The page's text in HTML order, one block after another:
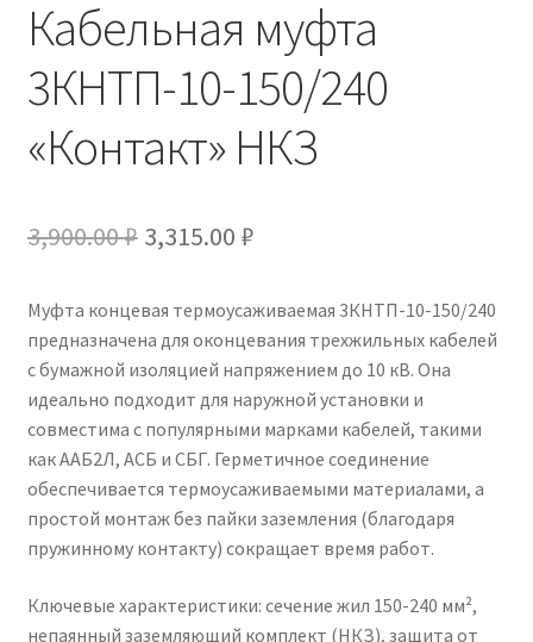
Кабельная муфта
3КНТП-10-150/240
«Контакт» НКЗ
3,900.00₽ Первоначальная
составляла
3,900.00 ₽.
3,315.00 ₽Текущая
3,315.00 ₽.
Муфта концевая термоусаживаемая 3КНТП-10-150/240
предназначена для оконцевания трехжильных кабелей
с бумажной изоляцией напряжением до 10 кВ. Она
идеально подходит для наружной установки и
совместима с популярными марками кабелей, такими
как ААБ2Л, АСБ и СБГ. Герметичное соединение
обеспечивается термоусаживаемыми материалами, а
простой монтаж без пайки заземления (благодаря
пружинному контакту) сокращает время работ.
Ключевые характеристики: сечение жил 150-240 мм²,
непаянный заземляющий комплект (НКЗ), защита от